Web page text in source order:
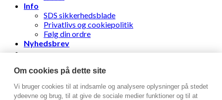
Info
SDS sikkerhedsblade
Privatlivs og cookiepolitik
Følg din ordre
Nyhedsbrev
Log ind
Om cookies på dette site
Vi bruger cookies til at indsamle og analysere oplysninger på stedet
ydeevne og brug, til at give de sociale medier funktioner og til at